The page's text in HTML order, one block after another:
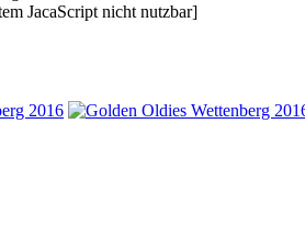
JacaScript nicht nutzbar]